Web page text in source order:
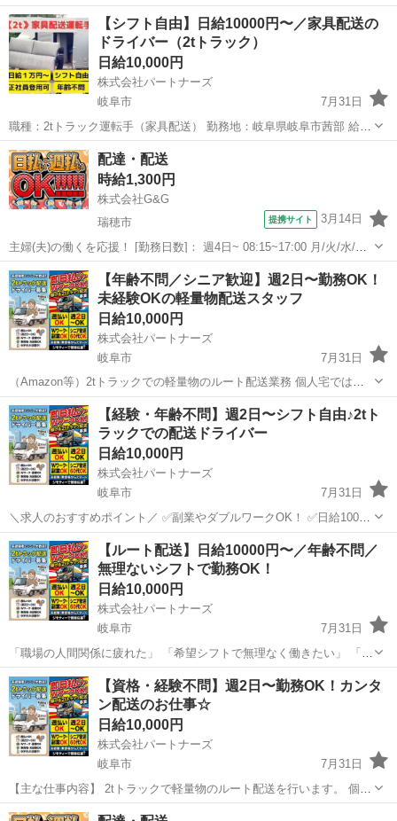
経験者も積極採用中！ ＝＝＝＝＝＝＝＝＝＝＝＝＝ 【仕事内容🚚】
トラック運転＋配送＆家具組立をお任せします。 ・家具（ベッドやデ
スクなど）の...
岐阜 岐阜市 給料
【シフト自由】日給10000円〜／家具配送の
ドライバー（2tトラック）
日給10,000円
株式会社パートナーズ
岐阜市
7月31日
職種：2tトラック運転手（家具配送） 勤務地：岐阜県岐阜市茜部 給
与：日給10,000円～12,000円（週払い可） 仕事内容： ・2tトラックを
運転して家具を個人宅へ配送 ・1日3～10件の配送 ・...
岐阜 岐阜市 配送 トラック
配達・配送
時給1,300円
株式会社G&G
瑞穂市
提携サイト 3月14日
主婦(夫)の働くを応援！ [勤務日数]： 週4日~ 08:15~17:00 月/火/水/木/
金 などから選べます [勤務地・最寄駅]： 岐阜県瑞穂市牛牧 【派遣
元】株式会社G&G [職種名]：配達・配送 [求人概要...
岐阜 瑞穂市 配送
【年齢不問／シニア歓迎】週2日〜勤務OK！
未経験OKの軽量物配送スタッフ
日給10,000円
株式会社パートナーズ
岐阜市
7月31日
（Amazon等）2tトラックでの軽量物のルート配送業務 個人宅ではな
く、各営業所に配送する形なので 配送の件数はかなり少なめです！ ※
午前4件〜6件 午後2件〜4件の配送をお願いします。 【給与】 日給
10,...
岐阜 岐阜市 配送 スタッフ
【経験・年齢不問】週2日〜シフト自由♪2tト
ラックでの配送ドライバー
日給10,000円
株式会社パートナーズ
岐阜市
7月31日
＼求人のおすすめポイント／ ✅副業やダブルワークOK！ ✅日給10000
円〜12000円 ✅軽量物配送で体への負担が少なめ ✅経験・年齢不問で
シニアでも活躍可能 ✅シフト自由（※週に一度希望シフトを提出）
【...
岐阜 岐阜市 トラック
【ルート配送】日給10000円〜／年齢不問／
無理ないシフトで勤務OK！
日給10,000円
株式会社パートナーズ
岐阜市
7月31日
「職場の人間関係に疲れた」 「希望シフトで無理なく働きたい」 「自
分のペースで働くのが好き」 そんな方におすすめの配送スタッフを募
集中！ 年齢問わずさまざまな方が活躍しています✨ 【主な仕事内容...
岐阜 岐阜市 配送 スタッフ
【資格・経験不問】週2日〜勤務OK！カンタ
ン配送のお仕事☆
日給10,000円
株式会社パートナーズ
岐阜市
7月31日
【主な仕事内容】 2tトラックで軽量物のルート配送を行います。 個人
宅ではなく、各営業所に配送する形なので 配送の件数はかなり少なめ
岐阜 岐阜市 配送 積み込み